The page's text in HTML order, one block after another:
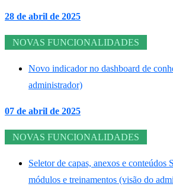
28 de abril de 2025
NOVAS FUNCIONALIDADES
Novo indicador no dashboard de
administrador)
07 de abril de 2025
NOVAS FUNCIONALIDADES
Seletor de capas, anexos e
módulos e treinamentos (visão do